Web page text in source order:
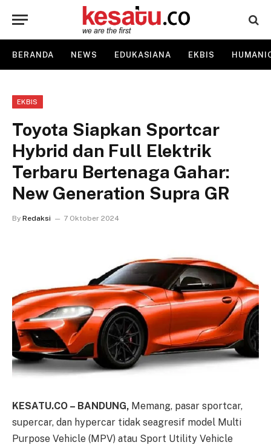
BERANDA NEWS EDUKASIANA EKBIS
EKBIS
Toyota Siapkan Sportcar
Hybrid dan Full Elektrik
Terbaru Bertenaga Gahar:
New Generation Supra GR
By Redaksi 7 Oktober 2024
KESATU.CO – BANDUNG, Memang, pasar sportcar,
supercar, dan hypercar tidak seagresif model Multi
Purpose Vehicle (MPV) atau Sport Utility Vehicle